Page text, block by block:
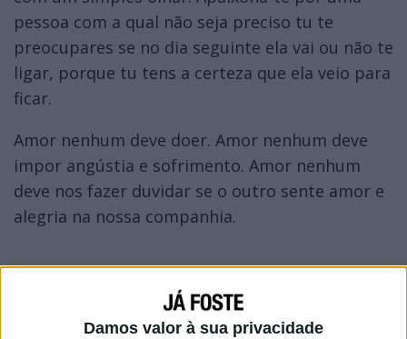
Damos valor à sua privacidade
pessoa com a qual não seja preciso tu te
preocupares se no dia seguinte ela vai ou não te
ligar, porque tu tens a certeza que ela veio para
ficar.
Amor nenhum deve doer. Amor nenhum deve
impor angústia e sofrimento. Amor nenhum
deve nos fazer duvidar se o outro sente amor e
alegria na nossa companhia.